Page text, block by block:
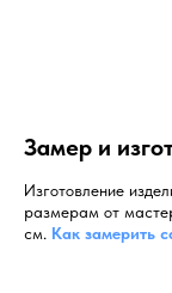
Замер и
Изготовление
размерам от
см. Как замерить